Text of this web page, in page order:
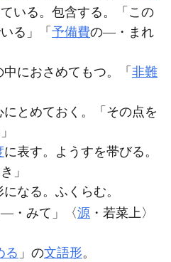
いる。包含する。「この
る」「 予備費の―・まれ
におさめてもつ。「 非難
とめておく。「その点を
に表す。ようすを帯びる。
」
なる。ふくらむ。
・みて」〈源 ・若菜上〉
る 」の文語形。